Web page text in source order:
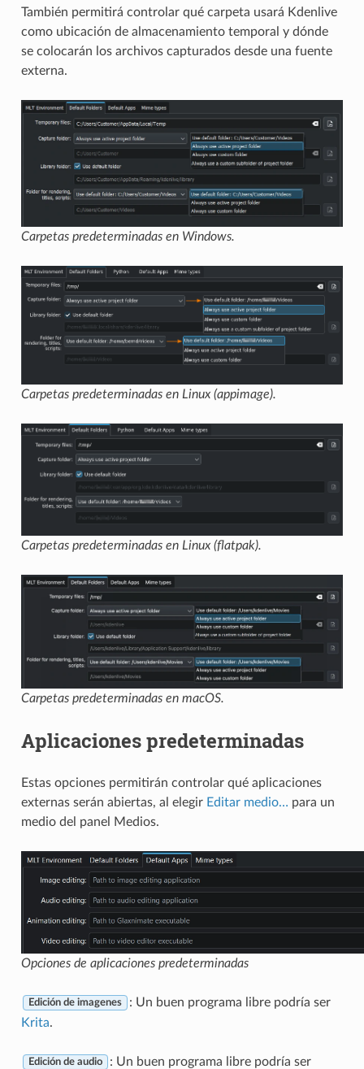
También permitirá controlar qué carpeta usará Kdenlive
como ubicación de almacenamiento temporal y dónde
se colocarán los archivos capturados desde una fuente
externa.
Carpetas predeterminadas en Windows.
Carpetas predeterminadas en Linux (appimage).
Carpetas predeterminadas en Linux (flatpak).
Carpetas predeterminadas en macOS.
Aplicaciones predeterminadas
Estas opciones permitirán controlar qué aplicaciones
externas serán abiertas, al elegir Editar medio… para un
medio del panel Medios.
Opciones de aplicaciones predeterminadas
Edición de imagenes
: Un buen programa libre podría ser
Krita.
Edición de audio
: Un buen programa libre podría ser